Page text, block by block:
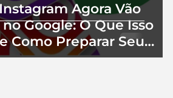
Agora Vão
Google: O Que Isso
Como Preparar Seu